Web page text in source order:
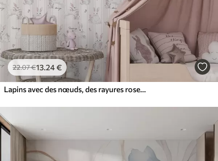
22.07€13.24€
Lapins avec des nœuds, des rayures roses et de petites inscriptions